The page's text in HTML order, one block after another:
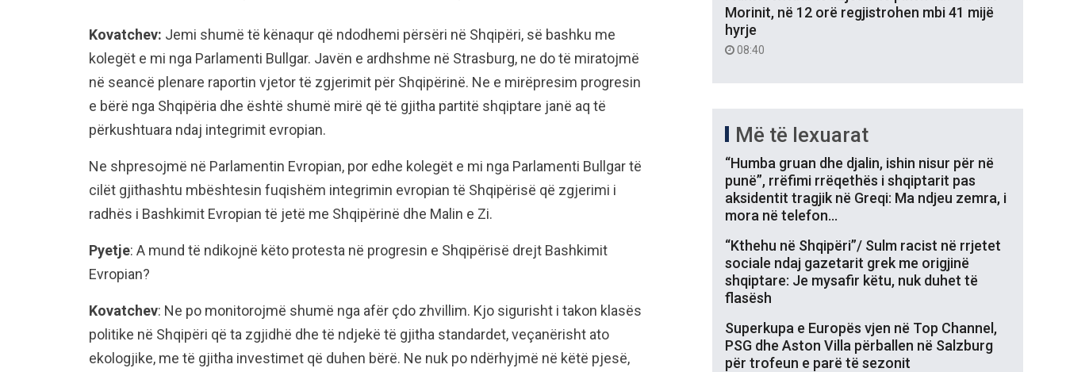
Kovatchev: Jemi shumë të kënaqur që ndodhemi përsëri në Shqipëri, së bashku me
kolegët e mi nga Parlamenti Bullgar. Javën e ardhshme në Strasburg, ne do të miratojmë
në seancë plenare raportin vjetor të zgjerimit për Shqipërinë. Ne e mirëpresim progresin
e bërë nga Shqipëria dhe është shumë mirë që të gjitha partitë shqiptare janë aq të
përkushtuara ndaj integrimit evropian.
Ne shpresojmë në Parlamentin Evropian, por edhe kolegët e mi nga Parlamenti Bullgar të
cilët gjithashtu mbështesin fuqishëm integrimin evropian të Shqipërisë që zgjerimi i
radhës i Bashkimit Evropian të jetë me Shqipërinë dhe Malin e Zi.
Pyetje: A mund të ndikojnë këto protesta në progresin e Shqipërisë drejt Bashkimit
Evropian?
Kovatchev: Ne po monitorojmë shumë nga afër çdo zhvillim. Kjo sigurisht i takon klasës
politike në Shqipëri që ta zgjidhë dhe të ndjekë të gjitha standardet, veçanërisht ato
ekologjike, me të gjitha investimet që duhen bërë. Ne nuk po ndërhyjmë në këtë pjesë,
Morinit, në 12 orë regjistrohen mbi 41 mijë
hyrje
08:40
Më të lexuarat
“Humba gruan dhe djalin, ishin nisur për në
punë”, rrëfimi rrëqethës i shqiptarit pas
aksidentit tragjik në Greqi: Ma ndjeu zemra, i
mora në telefon…
“Kthehu në Shqipëri”/ Sulm racist në rrjetet
sociale ndaj gazetarit grek me origjinë
shqiptare: Je mysafir këtu, nuk duhet të
flasësh
Superkupa e Europës vjen në Top Channel,
PSG dhe Aston Villa përballen në Salzburg
për trofeun e parë të sezonit